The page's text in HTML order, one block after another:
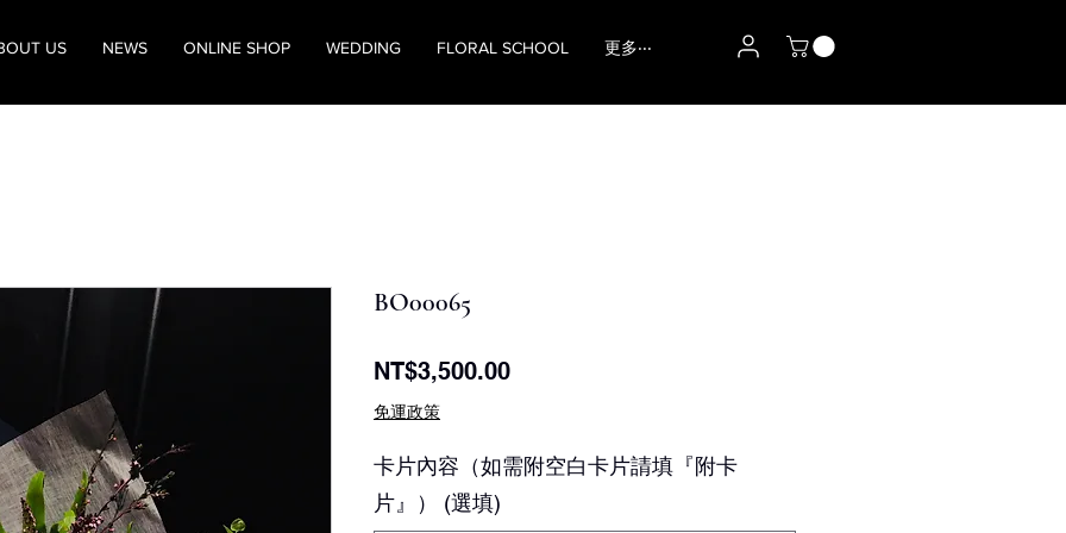
US NEWS ONLINE SHOP WEDDING FLORAL SCHOOL 更多‧‧‧
BO00065
NT$3,500.00價
免運政策
卡片內容（如需附空白卡片請填『附卡
片』） (選填)